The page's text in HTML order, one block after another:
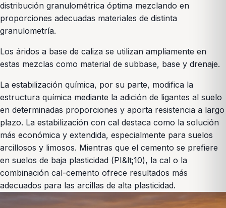
distribución granulométrica óptima mezclando en
proporciones adecuadas materiales de distinta
granulometría.
Los áridos a base de caliza se utilizan ampliamente en
estas mezclas como material de subbase, base y drenaje.
La estabilización química, por su parte, modifica la
estructura química mediante la adición de ligantes al suelo
en determinadas proporciones y aporta resistencia a largo
plazo. La estabilización con cal destaca como la solución
más económica y extendida, especialmente para suelos
arcillosos y limosos. Mientras que el cemento se prefiere
en suelos de baja plasticidad (PI&lt;10), la cal o la
combinación cal-cemento ofrece resultados más
adecuados para las arcillas de alta plasticidad.